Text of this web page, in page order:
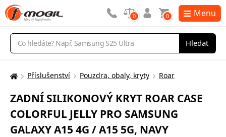
Vyhledávání
Hledat
0 0 Menu
Zde
nacházíte:
Příslušenství Pouzdra, obaly, kryty Roar
ZADNÍ SILIKONOVÝ KRYT ROAR CASE
COLORFUL JELLY PRO SAMSUNG
GALAXY A15 4G / A15 5G, NAVY